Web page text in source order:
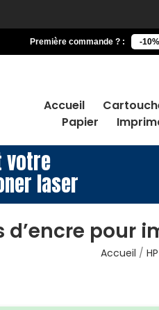
Première commande ? : -10%
Accueil
Papier
votre
laser
pour
Accueil HP